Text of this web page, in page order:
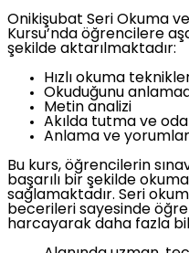
Onikişubat Seri Okuma
Kursu’nda öğrencilere
şekilde aktarılmaktadır:
Hızlı okuma
Okuduğunu
Metin analizi
Akılda tutma ve
Anlama ve
Bu kurs, öğrencilerin
başarılı bir şekilde
sağlamaktadır. Seri
becerileri sayesinde
harcayarak daha fazla